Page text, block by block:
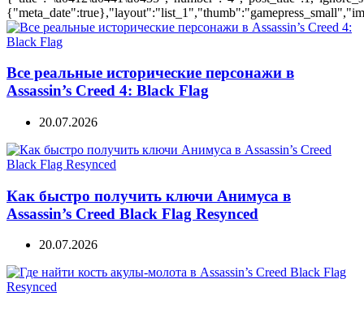
Все реальные исторические персонажи в
Assassin’s Creed 4: Black Flag
20.07.2026
Как быстро получить ключи Анимуса в
Assassin’s Creed Black Flag Resynced
20.07.2026